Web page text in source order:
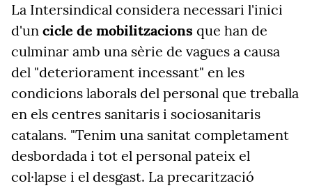
La Intersindical considera necessari l'inici
d'un cicle de mobilitzacions que han de
culminar amb una sèrie de vagues a causa
del "deteriorament incessant" en les
condicions laborals del personal que treballa
en els centres sanitaris i sociosanitaris
catalans. "Tenim una sanitat completament
desbordada i tot el personal pateix el
col·lapse i el desgast. La precarització